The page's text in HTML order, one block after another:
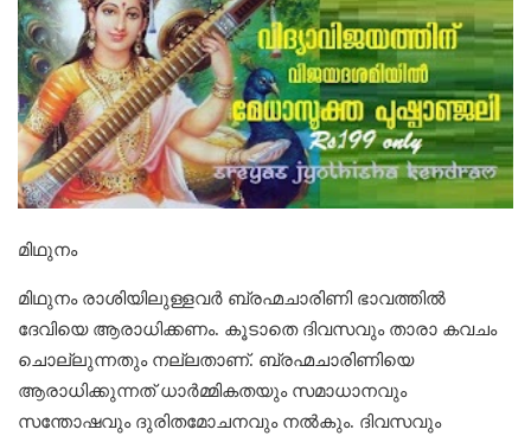
മിഥുനം
മിഥുനം രാശിയിലുള്ളവര്‍ ബ്രഹ്മചാരിണി ഭാവത്തിൽ
ദേവിയെ ആരാധിക്കണം. കൂടാതെ ദിവസവും താരാ കവചം
ചൊല്ലുന്നതും നല്ലതാണ്. ബ്രഹ്മചാരിണിയെ
ആരാധിക്കുന്നത് ധാര്‍മ്മികതയും സമാധാനവും
സന്തോഷവും ദുരിതമോചനവും നല്‍കും. ദിവസവും